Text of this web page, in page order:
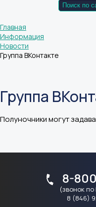
Главная
Информация
Новости
Группа ВКонтакте
Группа
Полуночники могут
8-
(звонок
8 (846)